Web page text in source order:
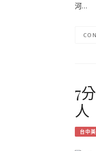
河…
7
人
台中